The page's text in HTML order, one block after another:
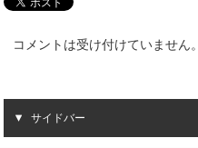
コメントは受け付けていません。
サイドバー